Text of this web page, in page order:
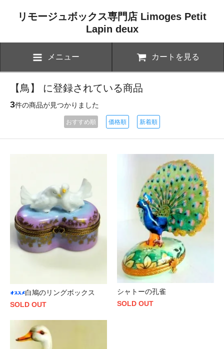
リモージュボックス専門店 Limoges Petit
Lapin deux
メニュー カートを見る
【鳥】 に登録されている商品
3件の商品が見つかりました
おすすめ順 価格順 新着順
白鳩のリングボックス
SOLD OUT
シャトーの孔雀
SOLD OUT